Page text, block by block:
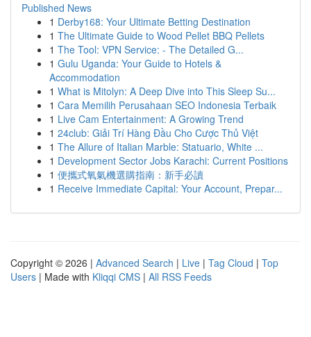
Published News
1 Derby168: Your Ultimate Betting Destination
1 The Ultimate Guide to Wood Pellet BBQ Pellets
1 The Tool: VPN Service: - The Detailed G...
1 Gulu Uganda: Your Guide to Hotels &
Accommodation
1 What is Mitolyn: A Deep Dive into This Sleep Su...
1 Cara Memilih Perusahaan SEO Indonesia Terbaik
1 Live Cam Entertainment: A Growing Trend
1 24club: Giải Trí Hàng Đầu Cho Cược Thủ Việt
1 The Allure of Italian Marble: Statuario, White ...
1 Development Sector Jobs Karachi: Current Positions
1 便攜式氧氣機選購指南：新手必讀
1 Receive Immediate Capital: Your Account, Prepar...
Copyright © 2026 | Advanced Search | Live | Tag Cloud | Top
Users | Made with Kliqqi CMS | All RSS Feeds